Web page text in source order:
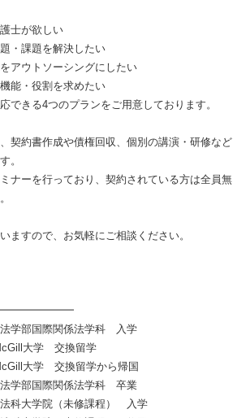
士が欲しい
・課題を解決したい
アウトソーシングにしたい
能・役割を求めたい
できる4つのプランをご用意しております。
契約書作成や債権回収、個別の講演・研修など
。
ナーを行っており、契約されている方は全員無
ますので、お気軽にご相談ください。
学部国際関係法学科 入学
大学 交換留学
大学 交換留学から帰国
学部国際関係法学科 卒業
科大学院（未修課程） 入学